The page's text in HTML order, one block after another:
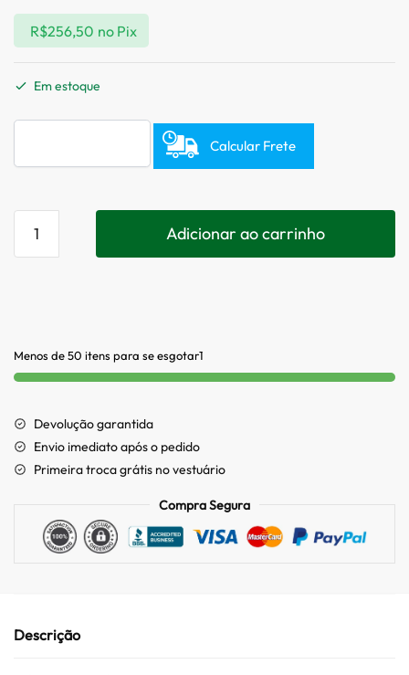
R$256,50 no Pix
Em estoque
Calcular Frete
Adicionar ao carrinho
Menos de 50 itens para se esgotar1
Devolução garantida
Envio imediato após o pedido
Primeira troca grátis no vestuário
Compra Segura
Descrição